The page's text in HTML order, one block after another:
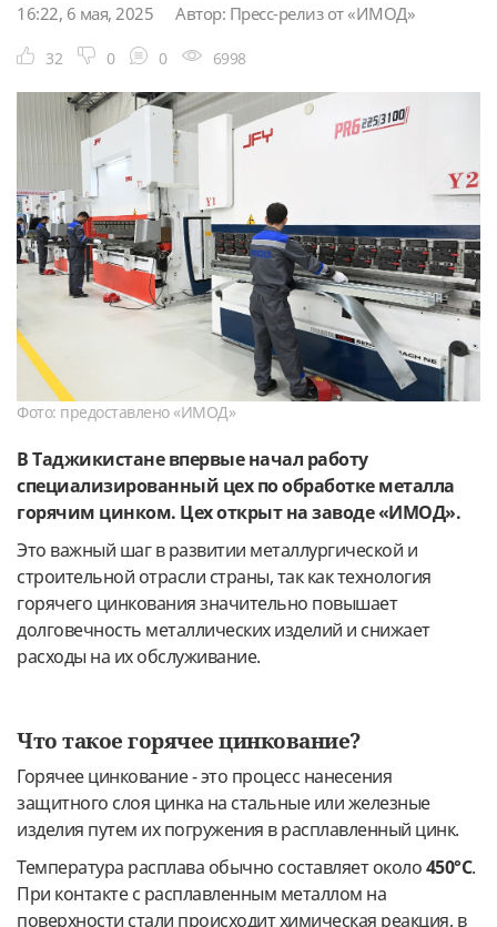
16:22, 6 мая, 2025 Автор: Пресс-релиз от «ИМОД»
32 0 0 6998
Фото: предоставлено «ИМОД»
В Таджикистане впервые начал работу
специализированный цех по обработке металла
горячим цинком. Цех открыт на заводе «ИМОД».
Это важный шаг в развитии металлургической и
строительной отрасли страны, так как технология
горячего цинкования значительно повышает
долговечность металлических изделий и снижает
расходы на их обслуживание.
Что такое горячее цинкование?
Горячее цинкование - это процесс нанесения
защитного слоя цинка на стальные или железные
изделия путем их погружения в расплавленный цинк.
Температура расплава обычно составляет около450°C.
При контакте с расплавленным металлом на
поверхности стали происходит химическая реакция, в